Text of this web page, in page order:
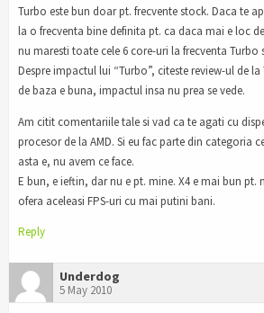
Turbo este bun doar pt. frecvente stock. Daca te
la o frecventa bine definita pt. ca daca mai e loc
nu maresti toate cele 6 core-uri la frecventa Turbo
Despre impactul lui “Turbo”, citeste review-ul de
de baza e buna, impactul insa nu prea se vede.
Am citit comentariile tale si vad ca te agati cu
procesor de la AMD. Si eu fac parte din categoria
asta e, nu avem ce face.
E bun, e ieftin, dar nu e pt. mine. X4 e mai bun pt.
ofera aceleasi FPS-uri cu mai putini bani.
Reply
Underdog
5 May 2010